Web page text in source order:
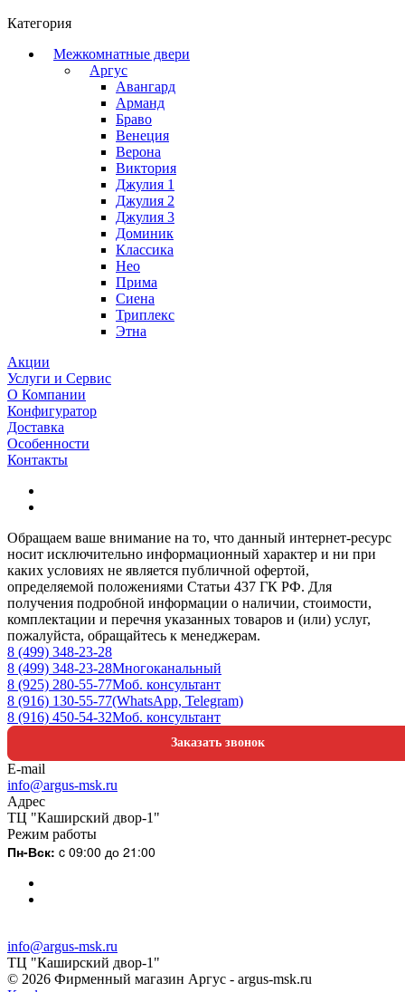
Категория
Межкомнатные двери
Аргус
Авангард
Арманд
Браво
Венеция
Верона
Виктория
Джулия 1
Джулия 2
Джулия 3
Доминик
Классика
Нео
Прима
Сиена
Триплекс
Этна
Акции
Услуги и Сервис
О Компании
Конфигуратор
Доставка
Особенности
Контакты
Обращаем ваше внимание на то, что данный интернет-ресурс
носит исключительно информационный характер и ни при
каких условиях не является публичной офертой,
определяемой положениями Статьи 437 ГК РФ. Для
получения подробной информации о наличии, стоимости,
комплектации и перечня указанных товаров и (или) услуг,
пожалуйста, обращайтесь к менеджерам.
8 (499) 348-23-28
8 (499) 348-23-28Многоканальный
8 (925) 280-55-77Моб. консультант
8 (916) 130-55-77(WhatsApp, Telegram)
8 (916) 450-54-32Моб. консультант
Заказать звонок
E-mail
info@argus-msk.ru
Адрес
ТЦ "Каширский двор-1"
Режим работы
Пн-Вск: c 09:00 до 21:00
info@argus-msk.ru
ТЦ "Каширский двор-1"
© 2026 Фирменный магазин Аргус - argus-msk.ru